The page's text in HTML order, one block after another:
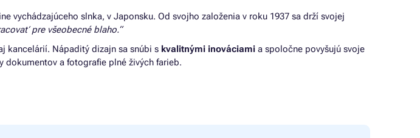
vychádzajúceho slnka, v Japonsku. Od svojho založenia v roku 1937 sa drží svojej
pre všeobecné blaho.“
kancelárií. Nápaditý dizajn sa snúbi s kvalitnými inováciami a spoločne povyšujú svoje
dokumentov a fotografie plné živých farieb.